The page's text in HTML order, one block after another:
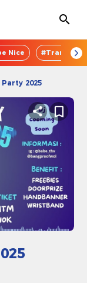
Nice
Party 2025